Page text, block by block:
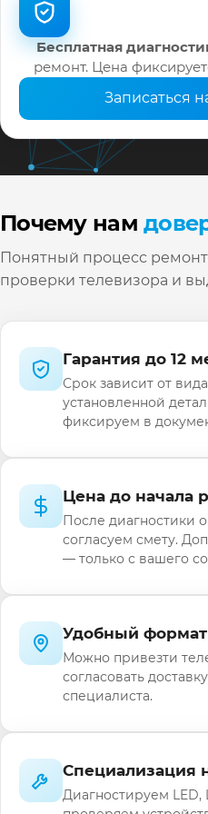
Бесплатная
ремонт. Цена
Записаться
Почему нам
Понятный процесс
проверки телевизора и
Гарантия до 12
Срок зависит от
установленной
фиксируем в
Цена до начала
После диагностики
согласуем смету.
— только с вашего
Удобный
Можно привезти
согласовать
специалиста.
Специализация
Диагностируем LED,